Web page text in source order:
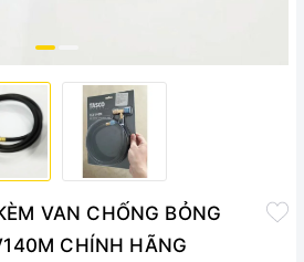
VAN CHỐNG BỎNG
CHÍNH HÃNG